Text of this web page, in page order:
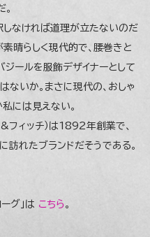
なければ道理が立たないのだ
晴らしく現代的で、腰巻きと
ジールを服飾デザイナーとして
ないか。まさに現代の、おしゃ
には見えない。
フィッチ）は1892年創業で、
訪れたブランドだそうである。
グ」は こちら。